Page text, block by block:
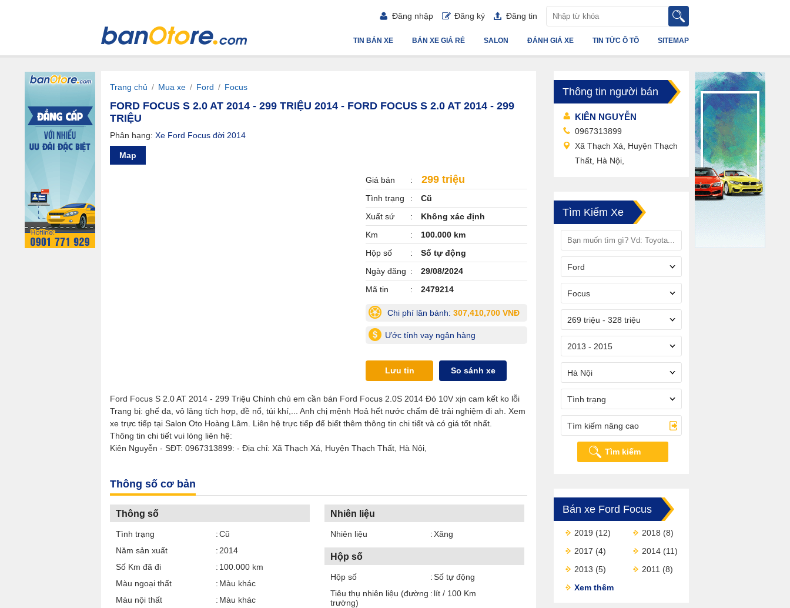
Đăng nhập Đăng ký Đăng tin
SITEMAP
TIN TỨC Ô TÔ
ĐÁNH GIÁ XE
SALON
BÁN XE GIÁ RẺ
TIN BÁN XE
Trang chủ / Mua xe / Ford / Focus
FORD FOCUS S 2.0 AT 2014 - 299 TRIỆU 2014 - FORD FOCUS S 2.0 AT 2014 - 299
TRIỆU
Phân hạng: Xe Ford Focus đời 2014
Map
Giá bán 299 triệu
Tình trạng
Cũ
Xuất sứ
Không xác định
Km
100.000 km
Hộp số
Số tự động
Ngày đăng
29/08/2024
Mã tin
2479214
Chi phí lăn bánh: 307,410,700 VNĐ
Ước tính vay ngân hàng
Lưu tin So sánh xe
Ford Focus S 2.0 AT 2014 - 299 Triệu Chính chủ em cần bán Ford Focus 2.0S 2014 Đỏ 10V xịn cam kết ko lỗi
Trang bị: ghế da, vô lăng tích hợp, đề nổ, túi khí,... Anh chị mệnh Hoả hết nước chấm đê trải nghiệm đi ah. Xem
xe trực tiếp tại Salon Oto Hoàng Lâm. Liên hệ trực tiếp để biết thêm thông tin chi tiết và có giá tốt nhất.
Thông tin chi tiết vui lòng liên hệ:
Kiên Nguyễn - SĐT: 0967313899: - Địa chỉ: Xã Thạch Xá, Huyện Thạch Thất, Hà Nội,
Thông số cơ bản
Thông số
Tình trạng
Cũ
Năm sản xuất
2014
Số Km đã đi
100.000 km
Màu ngoại thất
Màu khác
Màu nội thất
Màu khác
Nhiên liệu
Nhiên liệu Xăng
Hộp số
Hộp số
Số tự động
Tiêu thụ nhiên liệu (đường
trường)
lít / 100 Km
Thông tin người bán
KIÊN NGUYỄN
0967313899
Xã Thạch Xá, Huyện Thạch
Thất, Hà Nội,
Tìm Kiếm Xe
Ford
Focus
269 triệu - 328 triệu
2013 - 2015
Hà Nội
Tình trạng
Tìm kiếm nâng cao
Tìm kiếm
Bán xe Ford Focus
2019 (12) 2018 (8)
2017 (4) 2014 (11)
2013 (5) 2011 (8)
Xem thêm